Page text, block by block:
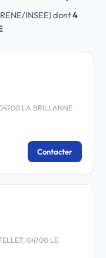
INSEE) dont4
LA BRILLANNE
Contacter
04700 LE